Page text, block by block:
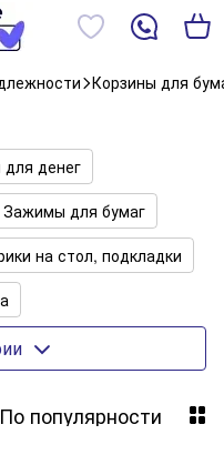
Корзины для
для денег
Зажимы для бумаг
на стол, подкладки
Кнопки, булавки
с наполнением
По популярности